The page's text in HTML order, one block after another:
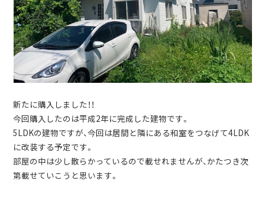
新たに購入しました！！
今回購入したのは平成2年に完成した建物です。
5LDKの建物ですが、今回は居間と隣にある和室をつなげて4LDK
に改装する予定です。
部屋の中は少し散らかっているので載せれませんが、かたつき次
第載せていこうと思います。